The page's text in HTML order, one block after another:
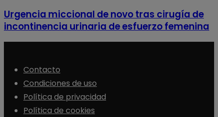
Urgencia miccional de novo tras cirugía de
incontinencia urinaria de esfuerzo femenina
Contacto
Condiciones de uso
Política de privacidad
Política de cookies